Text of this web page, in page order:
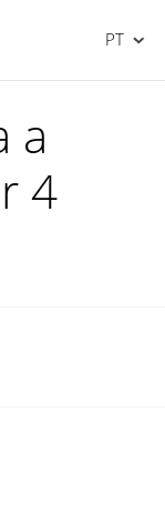
PT
a
4